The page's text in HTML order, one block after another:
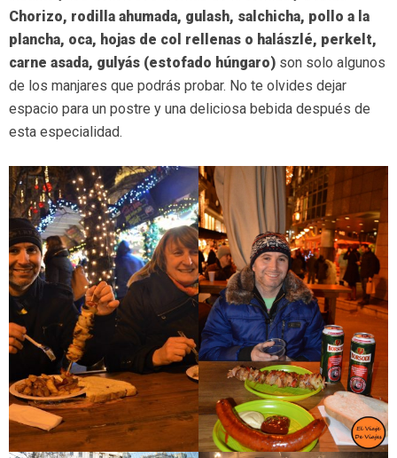
Chorizo, rodilla ahumada, gulash, salchicha, pollo a la
plancha, oca, hojas de col rellenas o halászlé, perkelt,
carne asada, gulyás (estofado húngaro) son solo algunos
de los manjares que podrás probar. No te olvides dejar
espacio para un postre y una deliciosa bebida después de
esta especialidad.